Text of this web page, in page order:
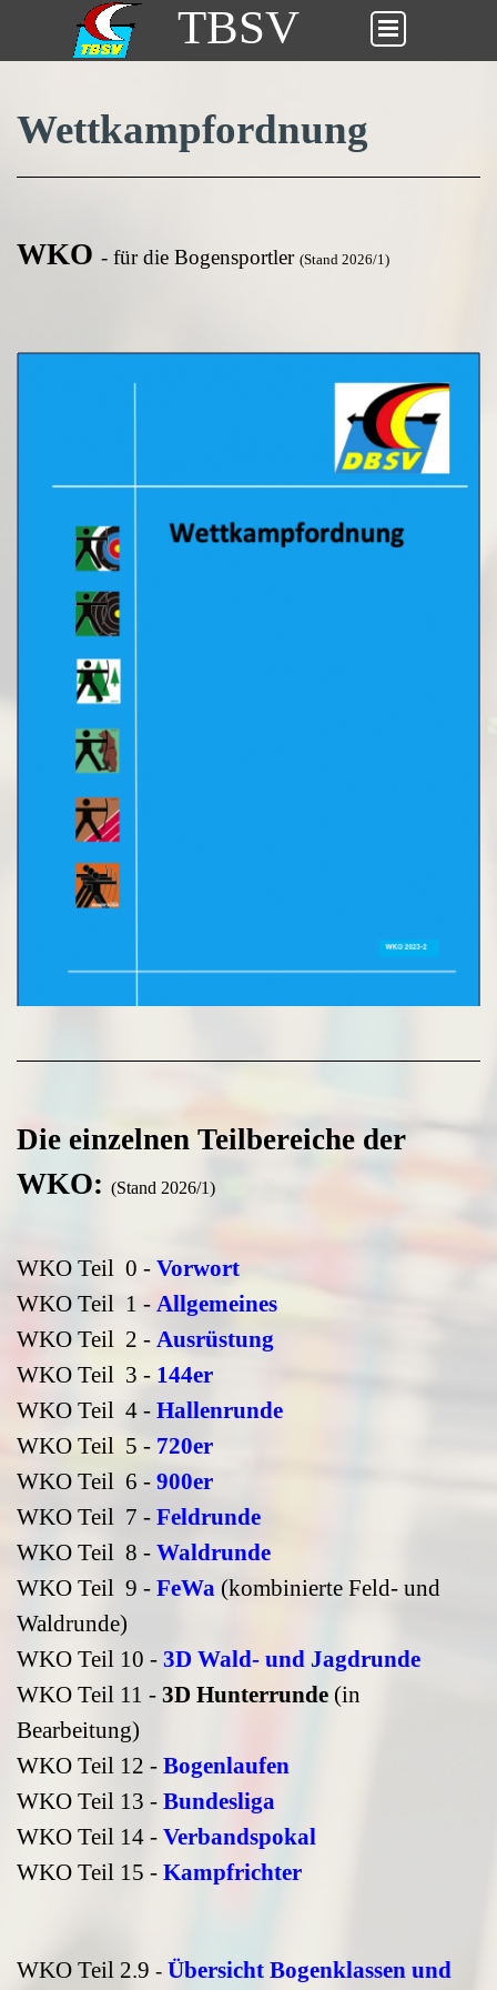
TBSV
Wettkampfordnung
WKO - für die Bogensportler (Stand 2026/1)
Die einzelnen Teilbereiche der
WKO: (Stand 2026/1)
WKO Teil 0 - Vorwort
WKO Teil 1 - Allgemeines
WKO Teil 2 - Ausrüstung
WKO Teil 3 - 144er
WKO Teil 4 - Hallenrunde
WKO Teil 5 - 720er
WKO Teil 6 - 900er
WKO Teil 7 - Feldrunde
WKO Teil 8 - Waldrunde
WKO Teil 9 - FeWa (kombinierte Feld- und
Waldrunde)
WKO Teil 10 - 3D Wald- und Jagdrunde
WKO Teil 11 - 3D Hunterrunde (in
Bearbeitung)
WKO Teil 12 - Bogenlaufen
WKO Teil 13 - Bundesliga
WKO Teil 14 - Verbandspokal
WKO Teil 15 - Kampfrichter
WKO Teil 2.9 - Übersicht Bogenklassen und